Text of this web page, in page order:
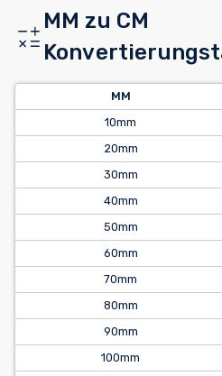
MM zu CM
MM
10mm
20mm
30mm
40mm
50mm
60mm
70mm
80mm
90mm
100mm